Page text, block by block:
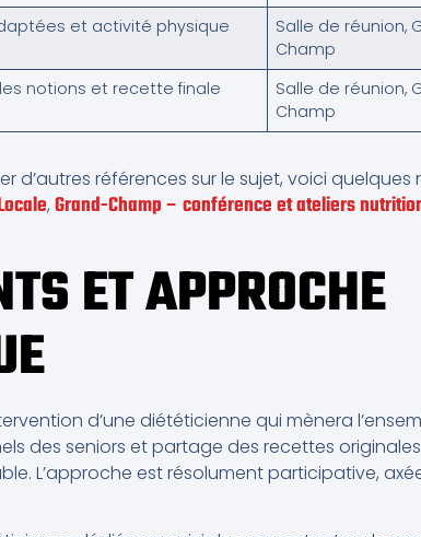
et activité physique
Salle de réunion,
Champ
notions et recette finale
Salle de réunion,
Champ
d’autres références sur le sujet, voici
, Grand-Champ – conférence et ateliers
ET APPROCHE
d’une diététicienne qui mènera
des seniors et partage des recettes
L’approche est résolument participative,